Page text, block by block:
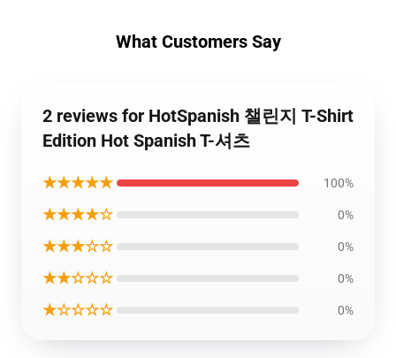
What Customers Say
2 reviews for HotSpanish 챌린지 T-Shirt
Edition Hot Spanish T-셔츠
★★★★★ 100%
★★★★☆ 0%
★★★☆☆ 0%
★★☆☆☆ 0%
★☆☆☆☆ 0%